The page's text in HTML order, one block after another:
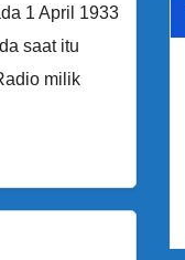
1 April 1933
saat itu
milik